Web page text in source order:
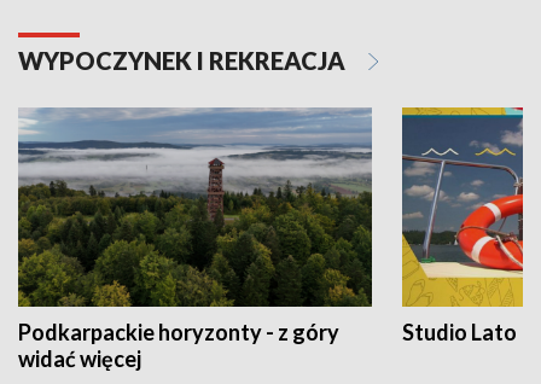
WYPOCZYNEK I REKREACJA
Podkarpackie horyzonty - z góry
widać więcej
Studio Lato